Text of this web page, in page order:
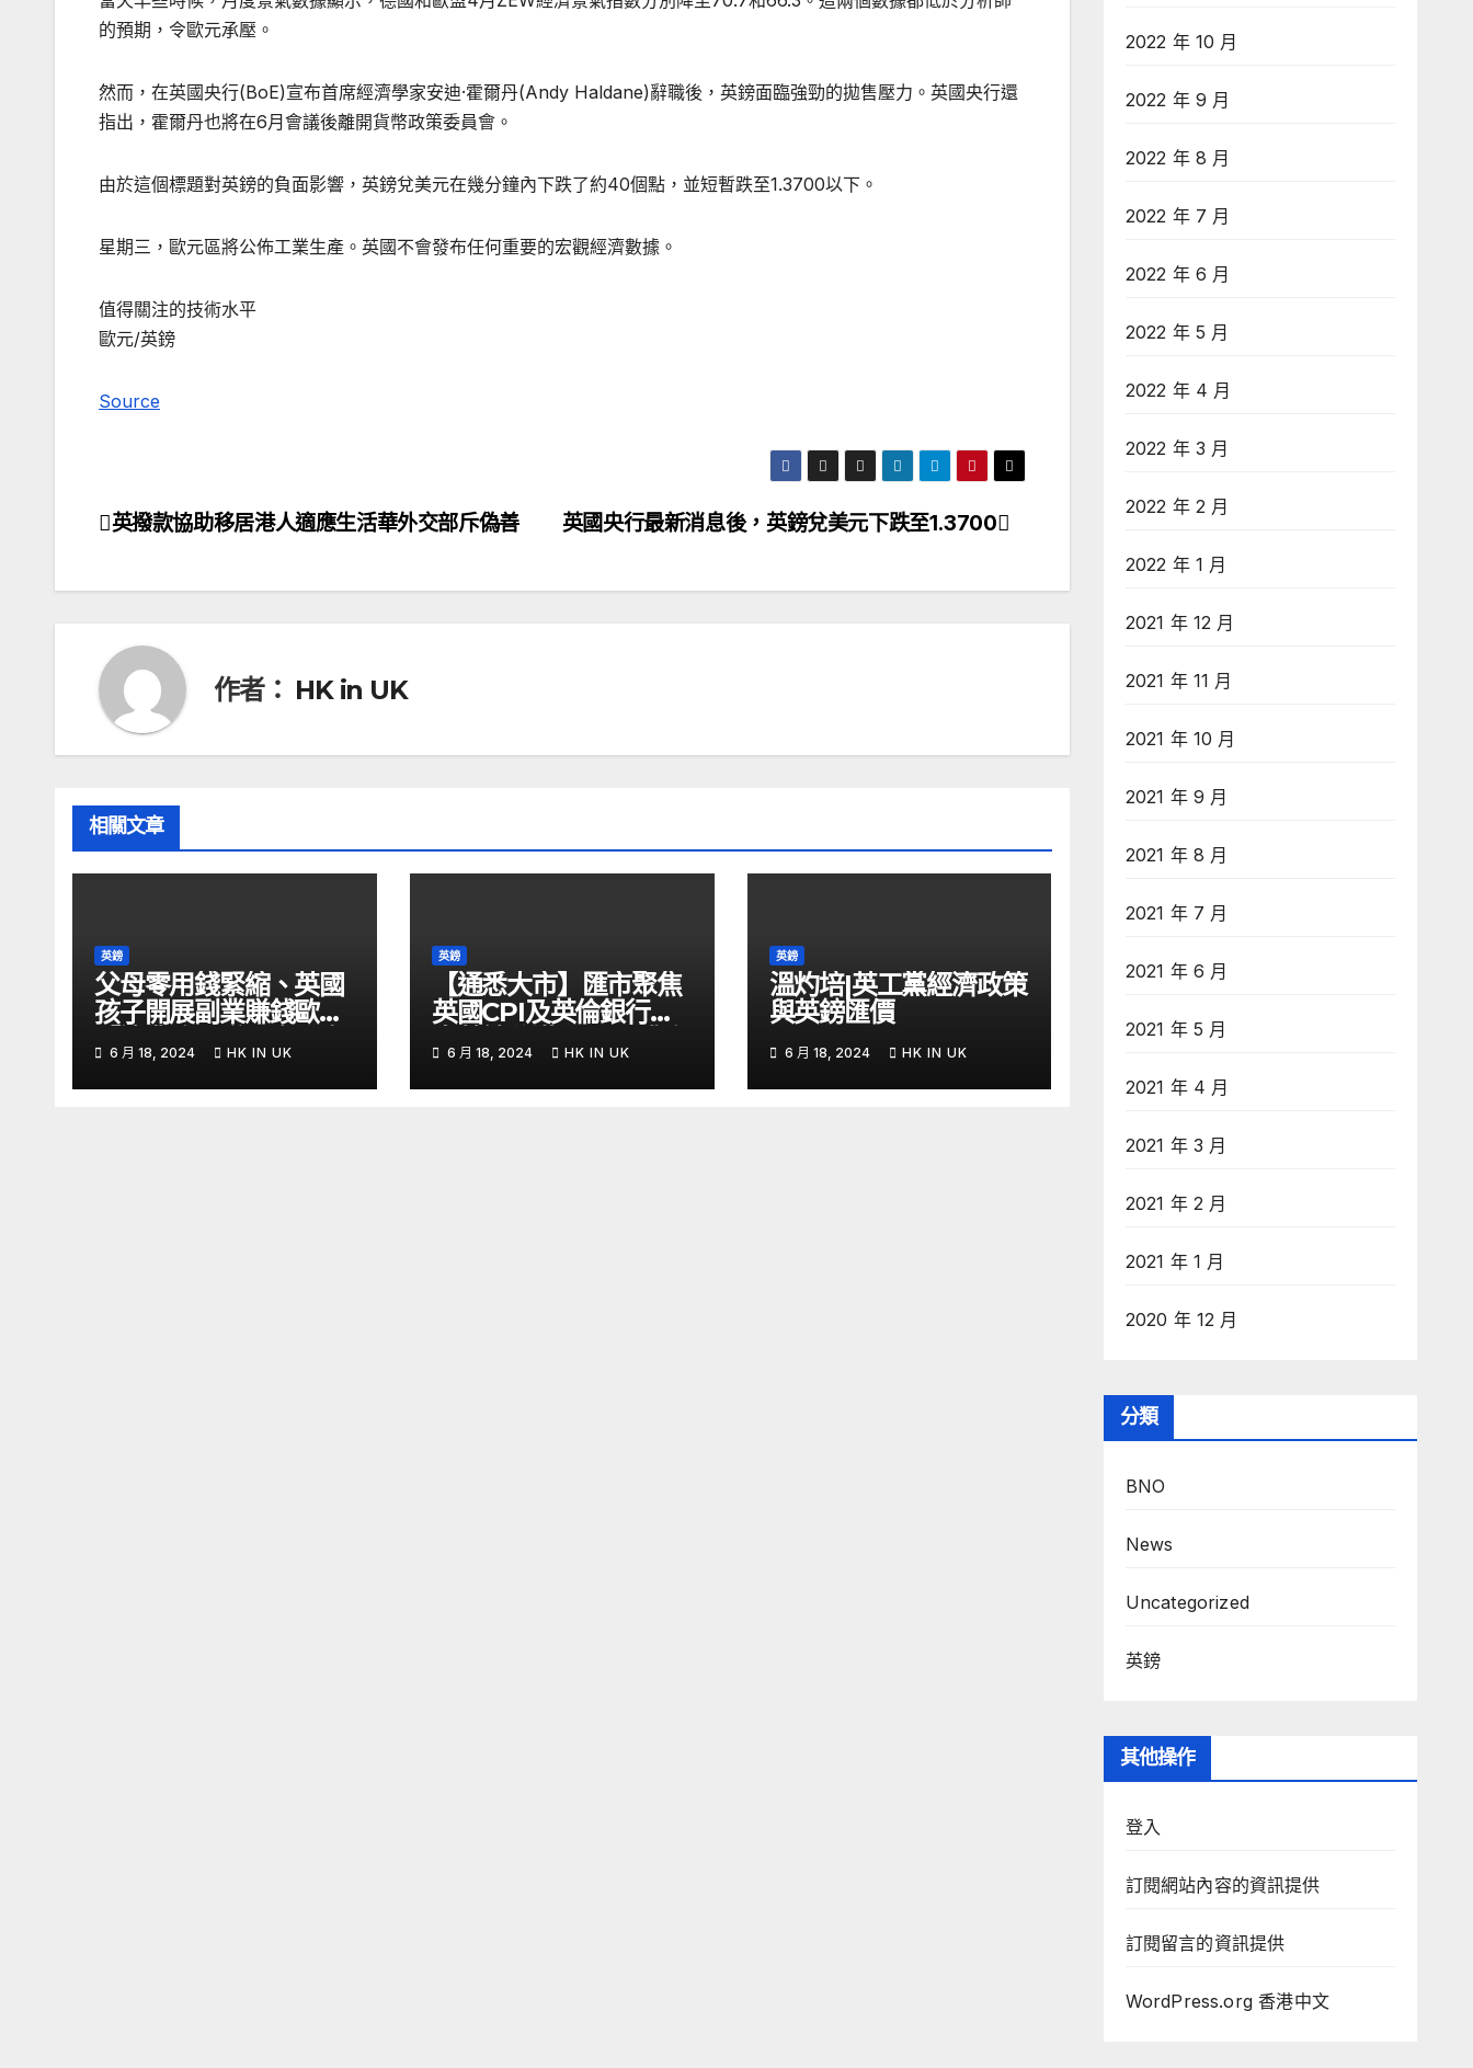
的預期，令歐元承壓。
然而，在英國央行(BoE)宣布首席經濟學家安迪·霍爾丹(Andy Haldane)辭職後，英鎊面臨強勁的拋售壓力。英國央行還
指出，霍爾丹也將在6月會議後離開貨幣政策委員會。
由於這個標題對英鎊的負面影響，英鎊兌美元在幾分鐘內下跌了約40個點，並短暫跌至1.3700以下。
星期三，歐元區將公佈工業生產。英國不會發布任何重要的宏觀經濟數據。
值得關注的技術水平
歐元/英鎊
Source
文
覽
英國央行最新消息後，英鎊兌美元下跌至1.3700
英撥款協助移居港人適應生活華外交部斥偽善
作者： HK in UK
相關文章
英鎊
父母零用錢緊縮、英國
孩子開展副業賺錢歐媒:
「這業務」賺最多 – 自
由財經
6 月 18, 2024 HK IN UK
英鎊
【通悉大市】匯市聚焦
英國CPI及英倫銀行議
息英鎊兌港元PUT獲資
金留意 – Now 財經
6 月 18, 2024 HK IN UK
英鎊
溫灼培|英工黨經濟政策
與英鎊匯價
6 月 18, 2024 HK IN UK
2022 年 10 月
2022 年 9 月
2022 年 8 月
2022 年 7 月
2022 年 6 月
2022 年 5 月
2022 年 4 月
2022 年 3 月
2022 年 2 月
2022 年 1 月
2021 年 12 月
2021 年 11 月
2021 年 10 月
2021 年 9 月
2021 年 8 月
2021 年 7 月
2021 年 6 月
2021 年 5 月
2021 年 4 月
2021 年 3 月
2021 年 2 月
2021 年 1 月
2020 年 12 月
分類
BNO
News
Uncategorized
英鎊
其他操作
登入
訂閱網站內容的資訊提供
訂閱留言的資訊提供
WordPress.org 香港中文